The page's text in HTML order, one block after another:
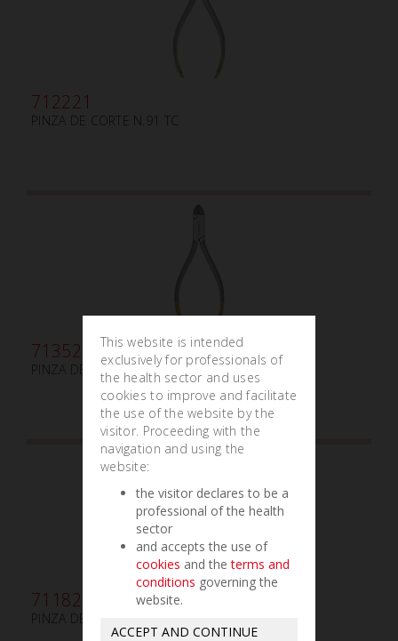
712221
PINZA DE CORTE N.91 TC
713521
PINZA DE CORTE N.87 TC 15°
711821
PINZA DE CORTE DISTAL N.69 TC
This website is intended
exclusively for professionals of
the health sector and uses
cookies to improve and facilitate
the use of the website by the
visitor. Proceeding with the
navigation and using the
website:
the visitor declares to be a
professional of the health
sector
and accepts the use of
cookies and theterms and
conditions governing the
website.
ACCEPT AND CONTINUE